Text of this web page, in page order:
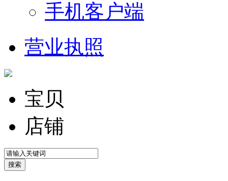
手机客户端
营业执照
宝贝
店铺